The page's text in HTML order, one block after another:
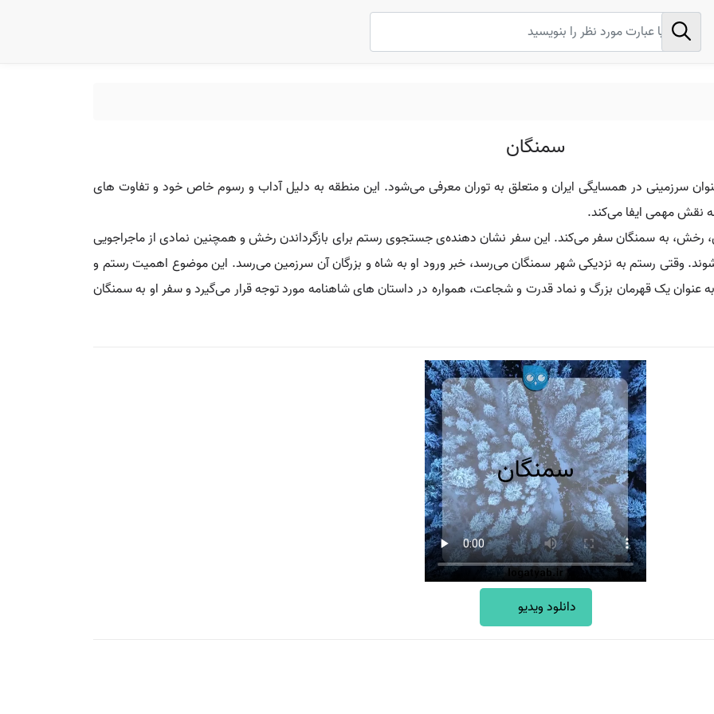
سمنگان
سرزمینی در همسایگی ایران و متعلق به توران معرفی می‌شود. این منطقه به دلیل آداب و رسوم خاص خود و تفاوت‌ های
نقش مهمی ایفا می‌کند.
رخش، به سمنگان سفر می‌کند. این سفر نشان‌ دهنده‌ی جستجوی رستم برای بازگرداندن رخش و همچنین نمادی از ماجراجویی‌
وقتی رستم به نزدیکی شهر سمنگان می‌رسد، خبر ورود او به شاه و بزرگان آن سرزمین می‌رسد. این موضوع اهمیت رستم و
عنوان یک قهرمان بزرگ و نماد قدرت و شجاعت، همواره در داستان‌ های شاهنامه مورد توجه قرار می‌گیرد و سفر او به سمنگان
دانلود ویدیو